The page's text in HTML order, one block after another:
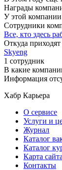
Награды
У этой компании
Сотрудники
Все, кто здесь
Откуда
Skyeng
1 сотрудник
В какие
Информация
Хабр Карьера
О сервисе
Услуги и
Журнал
Каталог
Каталог
Карта сайта
Контакты